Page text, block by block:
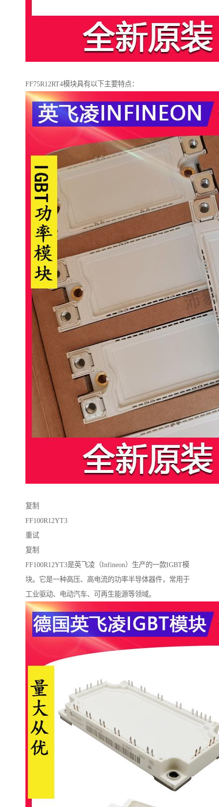
FF75R12RT4模块具有以下主要特点：
复制
FF100R12YT3
重试
复制
FF100R12YT3是英飞凌（Infineon）生产的一款IGBT模
块。它是一种高压、高电流的功率半导体器件，常用于
工业驱动、电动汽车、可再生能源等领域。